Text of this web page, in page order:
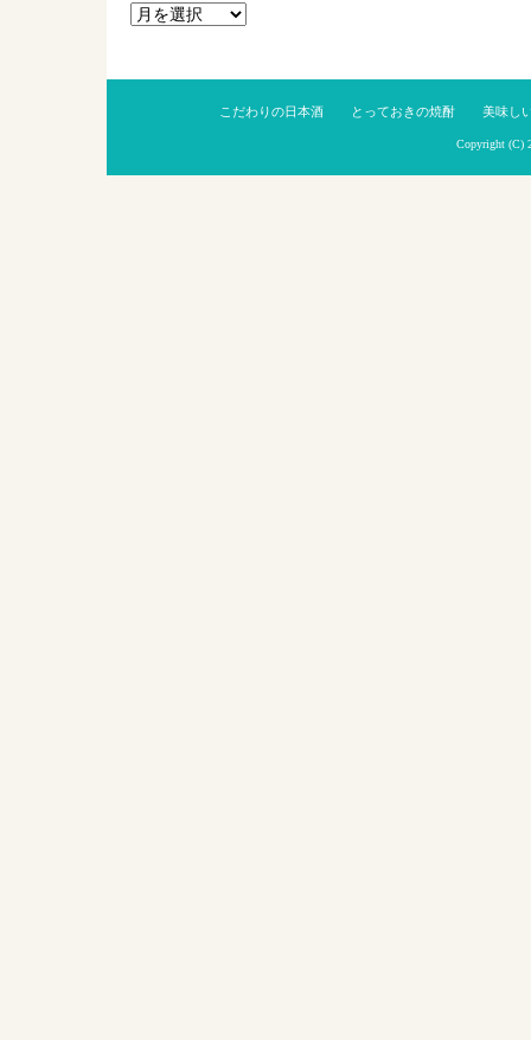
こだわりの日本酒 とっておきの焼酎 美味し
Copyright (C)